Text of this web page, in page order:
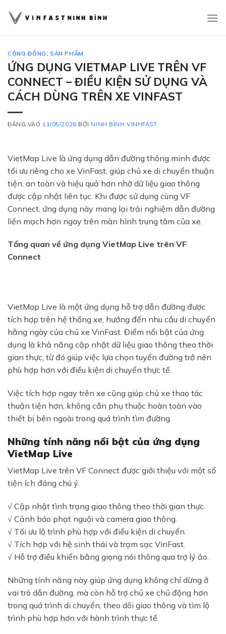
qua
CỘNG ĐỒNG,SẢN PHẨM
ỨNG DỤNG VIETMAP LIVE TRÊN VF
CONNECT – ĐIỀU KIỆN SỬ DỤNG VÀ
CÁCH DÙNG TRÊN XE VINFAST
ĐĂNG VÀO 11/05/2026 BỞI NINH BÌNH VINHFAST
VietMap Live là ứng dụng dẫn đường thông minh được
tối ưu riêng cho xe VinFast, giúp chủ xe di chuyển thuận
tiện, an toàn và hiệu quả hơn nhờ dữ liệu giao thông
được cập nhật liên tục. Khi được sử dụng cùng VF
Connect, ứng dụng này mang lại trải nghiệm dẫn đường
liền mạch hơn ngay trên màn hình trung tâm của xe.
Tổng quan về ứng dụng VietMap Live trên VF
Connect
VietMap Live là một ứng dụng hỗ trợ dẫn đường được
tích hợp trên hệ thống xe, hướng đến nhu cầu di chuyển
hằng ngày của chủ xe VinFast. Điểm nổi bật của ứng
dụng là khả năng cập nhật dữ liệu giao thông theo thời
gian thực, từ đó giúp việc lựa chọn tuyến đường trở nên
phù hợp hơn với điều kiện di chuyển thực tế.
Việc tích hợp ngay trên xe cũng giúp chủ xe thao tác
thuận tiện hơn, không cần phụ thuộc hoàn toàn vào
thiết bị bên ngoài trong quá trình tìm đường.
Những tính năng nổi bật của ứng dụng
VietMap Live
VietMap Live trên VF Connect được giới thiệu với một số
tiện ích đáng chú ý.
√ Cập nhật tình trạng giao thông theo thời gian thực.
√ Cảnh báo phạt nguội và camera giao thông.
√ Tối ưu lộ trình phù hợp với điều kiện di chuyển.
√ Tích hợp với hệ sinh thái và trạm sạc VinFast.
√ Hỗ trợ điều khiển bằng giọng nói thông qua trợ lý ảo.
Những tính năng này giúp ứng dụng không chỉ dừng ở
vai trò dẫn đường, mà còn hỗ trợ chủ xe chủ động hơn
trong quá trình di chuyển, theo dõi giao thông và tìm lộ
trình phù hợp hơn với hành trình thực tế.